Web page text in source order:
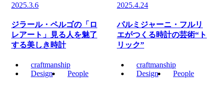
2025.3.6
ジラール・ペルゴの「ロ
レアート」見る人を魅了
する美しき時計
craftmanship
Design
People
2025.4.24
パルミジャーニ・フルリ
エがつくる時計の芸術“ト
リック”
craftmanship
Design
People